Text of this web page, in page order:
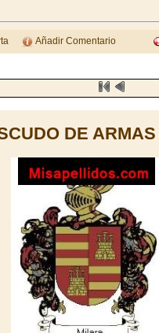
Añadir Comentario
DE